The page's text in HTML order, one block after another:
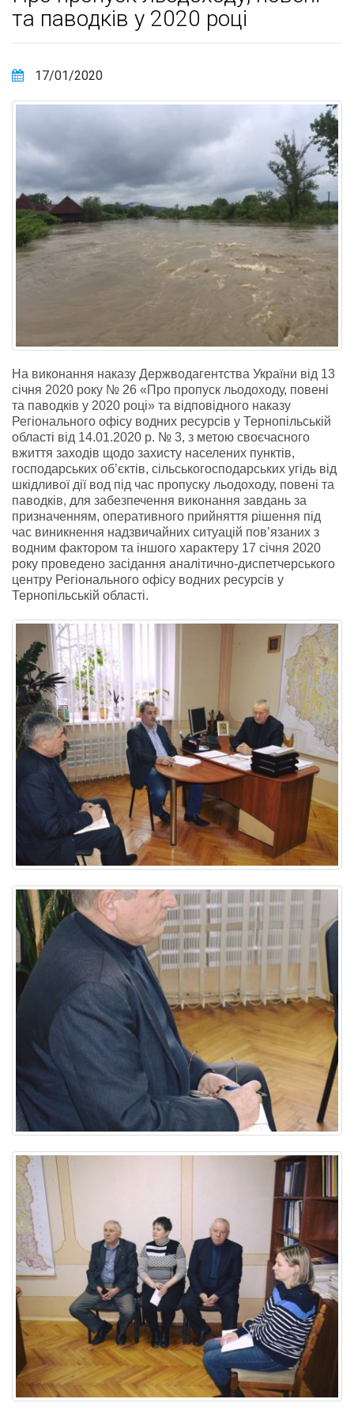
та паводків у 2020 році
17/01/2020
На виконання наказу Держводагентства України від 13
січня 2020 року № 26 «Про пропуск льодоходу, повені
та паводків у 2020 році» та відповідного наказу
Регіонального офісу водних ресурсів у Тернопільській
області від 14.01.2020 р. № 3, з метою своєчасного
вжиття заходів щодо захисту населених пунктів,
господарських об’єктів, сільськогосподарських угідь від
шкідливої дії вод під час пропуску льодоходу, повені та
паводків, для забезпечення виконання завдань за
призначенням, оперативного прийняття рішення під
час виникнення надзвичайних ситуацій пов’язаних з
водним фактором та іншого характеру 17 січня 2020
року проведено засідання аналітично-диспетчерського
центру Регіонального офісу водних ресурсів у
Тернопільській області.